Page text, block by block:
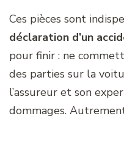
Ces pièces sont
déclaration d’un
pour finir : ne
des parties sur la
l’assureur et son
dommages.